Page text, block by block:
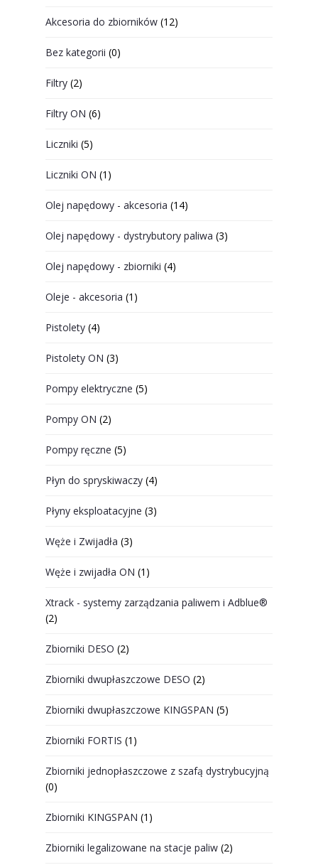
Akcesoria do zbiorników (12)
Bez kategorii (0)
Filtry (2)
Filtry ON (6)
Liczniki (5)
Liczniki ON (1)
Olej napędowy - akcesoria (14)
Olej napędowy - dystrybutory paliwa (3)
Olej napędowy - zbiorniki (4)
Oleje - akcesoria (1)
Pistolety (4)
Pistolety ON (3)
Pompy elektryczne (5)
Pompy ON (2)
Pompy ręczne (5)
Płyn do spryskiwaczy (4)
Płyny eksploatacyjne (3)
Węże i Zwijadła (3)
Węże i zwijadła ON (1)
Xtrack - systemy zarządzania paliwem i Adblue®
(2)
Zbiorniki DESO (2)
Zbiorniki dwupłaszczowe DESO (2)
Zbiorniki dwupłaszczowe KINGSPAN (5)
Zbiorniki FORTIS (1)
Zbiorniki jednopłaszczowe z szafą dystrybucyjną
(0)
Zbiorniki KINGSPAN (1)
Zbiorniki legalizowane na stacje paliw (2)